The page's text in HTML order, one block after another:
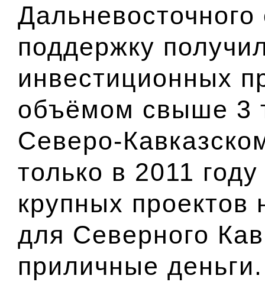
поддержку
инвестиционных
объёмом свыше 3
Северо-
только в 2011
крупных
для Северного
приличные